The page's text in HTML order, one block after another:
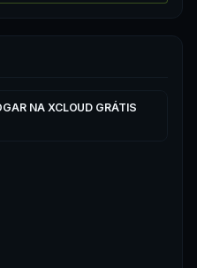
NA XCLOUD GRÁTIS